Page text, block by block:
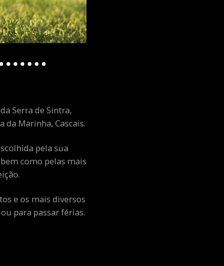
Serra de Sintra,
Marinha, Cascais.
pela sua
como pelas mais
e os mais diversos
para passar férias.